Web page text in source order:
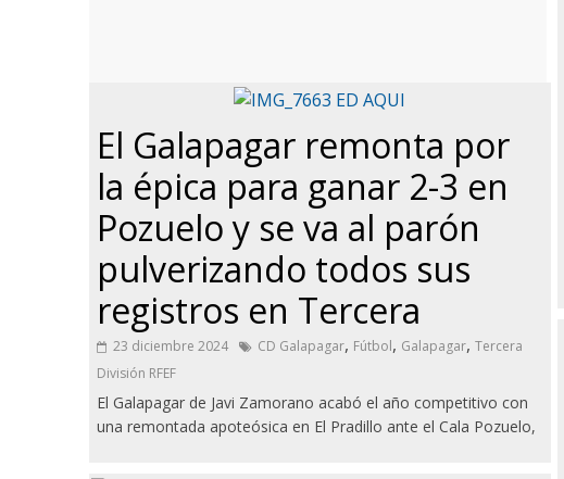
El Galapagar remonta por
la épica para ganar 2-3 en
Pozuelo y se va al parón
pulverizando todos sus
registros en Tercera
23 diciembre 2024 CD Galapagar, Fútbol, Galapagar, Tercera
División RFEF
El Galapagar de Javi Zamorano acabó el año competitivo con
una remontada apoteósica en El Pradillo ante el Cala Pozuelo,